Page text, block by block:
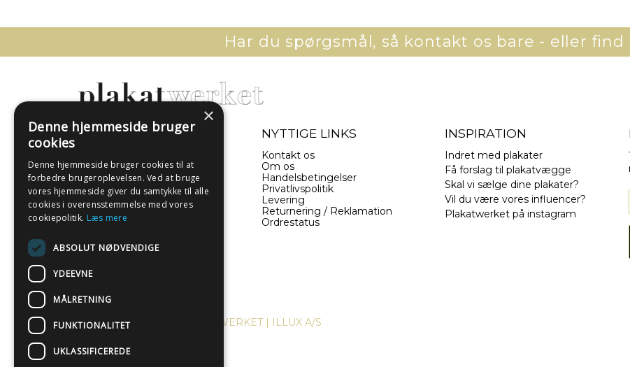
Har du spørgsmål, så kontakt os bare - eller find
- EN DEL AF ILLUX A/S
8660 Skanderborg
Danmark
(+45) 52 340 440
NYTTIGE LINKS
Kontakt os
Om os
Handelsbetingelser
Privatlivspolitik
Levering
Returnering / Reklamation
Ordrestatus
INSPIRATION
Indret med plakater
Få forslag til plakatvægge
Skal vi sælge dine plakater?
Vil du være vores influencer?
Plakatwerket på instagram
COPYRIGHT © 2024, PLAKATWERKET | ILLUX A/S
×
Denne hjemmeside bruger
cookies
Denne hjemmeside bruger cookies til at
forbedre brugeroplevelsen. Ved at bruge
vores hjemmeside giver du samtykke til alle
cookies i overensstemmelse med vores
cookiepolitik. Læs mere
ABSOLUT NØDVENDIGE
YDEEVNE
MÅLRETNING
FUNKTIONALITET
UKLASSIFICEREDE